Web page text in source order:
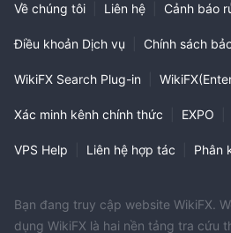
Về chúng tôi Liên hệ Cảnh báo
Điều khoản Dịch vụ Chính sách
WikiFX Search Plug-in
Xác minh kênh chính thức EXPO
VPS Help Liên hệ hợp tác Phân
Bạn đang truy cập website WikiFX.
dụng WikiFX là hai nền tảng tra cứu